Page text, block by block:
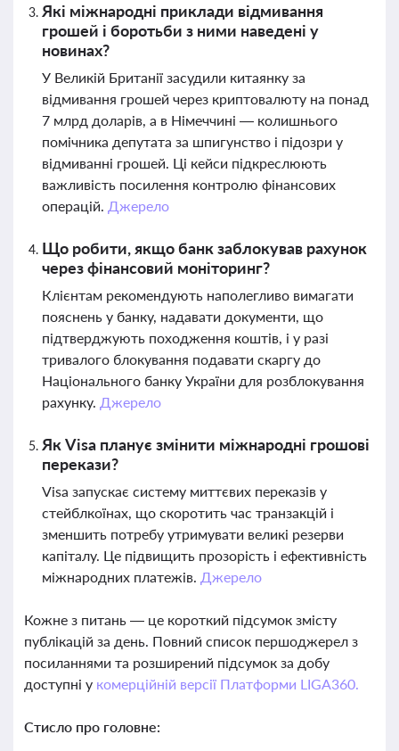
Які міжнародні приклади відмивання
грошей і боротьби з ними наведені у
новинах?
У Великій Британії засудили китаянку за
відмивання грошей через криптовалюту на понад
7 млрд доларів, а в Німеччині — колишнього
помічника депутата за шпигунство і підозри у
відмиванні грошей. Ці кейси підкреслюють
важливість посилення контролю фінансових
операцій. Джерело
Що робити, якщо банк заблокував рахунок
через фінансовий моніторинг?
Клієнтам рекомендують наполегливо вимагати
пояснень у банку, надавати документи, що
підтверджують походження коштів, і у разі
тривалого блокування подавати скаргу до
Національного банку України для розблокування
рахунку. Джерело
Як Visa планує змінити міжнародні грошові
перекази?
Visa запускає систему миттєвих переказів у
стейблкоїнах, що скоротить час транзакцій і
зменшить потребу утримувати великі резерви
капіталу. Це підвищить прозорість і ефективність
міжнародних платежів. Джерело
Кожне з питань — це короткий підсумок змісту
публікацій за день. Повний список першоджерел з
посиланнями та розширений підсумок за добу
доступні у комерційній версії Платформи LIGA360.
Стисло про головне: